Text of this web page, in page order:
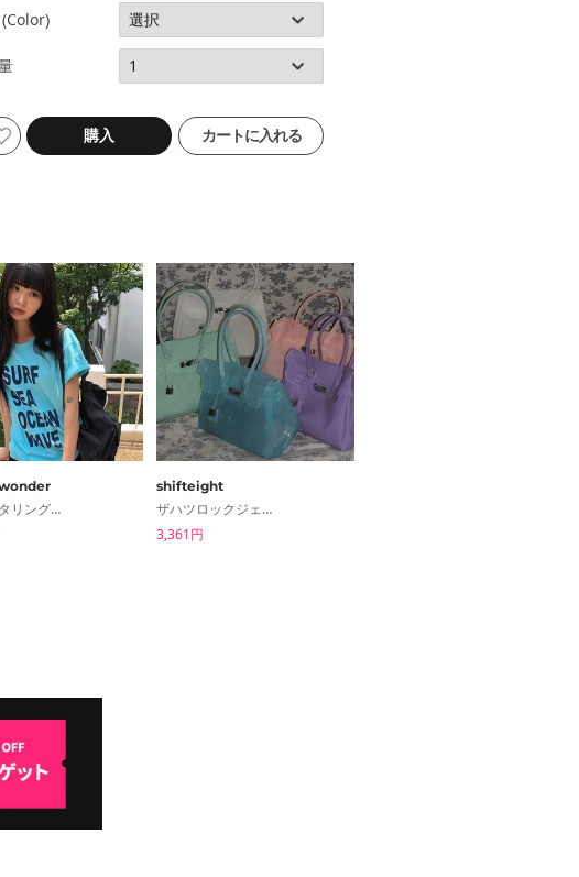
ポルコレタリング半袖Tシャツ
shifteight
ザハツロックジェリーショルダーバッグジェリーバッグトートバッグ5color
3,361円